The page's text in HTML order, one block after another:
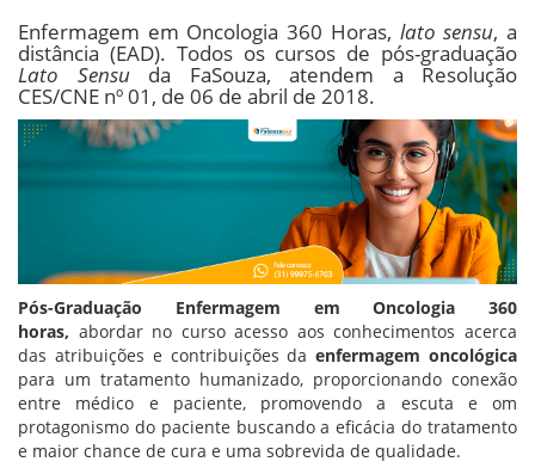
Enfermagem em Oncologia 360 Horas, lato sensu, a
distância (EAD). Todos os cursos de pós-graduação
Lato Sensuda FaSouza, atendem a Resolução
CES/CNE nº 01, de 06 de abril de 2018.
Pós-Graduação Enfermagem em Oncologia 360
horas, abordar no curso acesso aos conhecimentos acerca
das atribuições e contribuições daenfermagem oncológica
para um tratamento humanizado, proporcionando conexão
entre médico e paciente, promovendo a escuta e om
protagonismo do paciente buscando a eficácia do tratamento
e maior chance de cura e uma sobrevida de qualidade.